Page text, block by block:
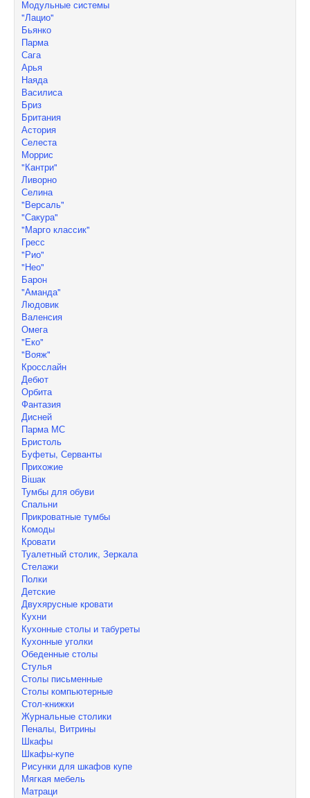
Модульные системы
"Лацио"
Бьянко
Парма
Сага
Арья
Наяда
Василиса
Бриз
Британия
Астория
Селеста
Моррис
"Кантри"
Ливорно
Селина
"Версаль"
"Сакура"
"Марго классик"
Гресс
"Рио"
"Нео"
Барон
"Аманда"
Людовик
Валенсия
Омега
"Еко"
"Вояж"
Кросслайн
Дебют
Орбита
Фантазия
Дисней
Парма МС
Бристоль
Буфеты, Серванты
Прихожие
Вішак
Тумбы для обуви
Спальни
Прикроватные тумбы
Комоды
Кровати
Туалетный столик, Зеркала
Стелажи
Полки
Детские
Двухярусные кровати
Кухни
Кухонные столы и табуреты
Кухонные уголки
Обеденные столы
Стулья
Столы письменные
Столы компьютерные
Стол-книжки
Журнальные столики
Пеналы, Витрины
Шкафы
Шкафы-купе
Рисунки для шкафов купе
Мягкая мебель
Матраци